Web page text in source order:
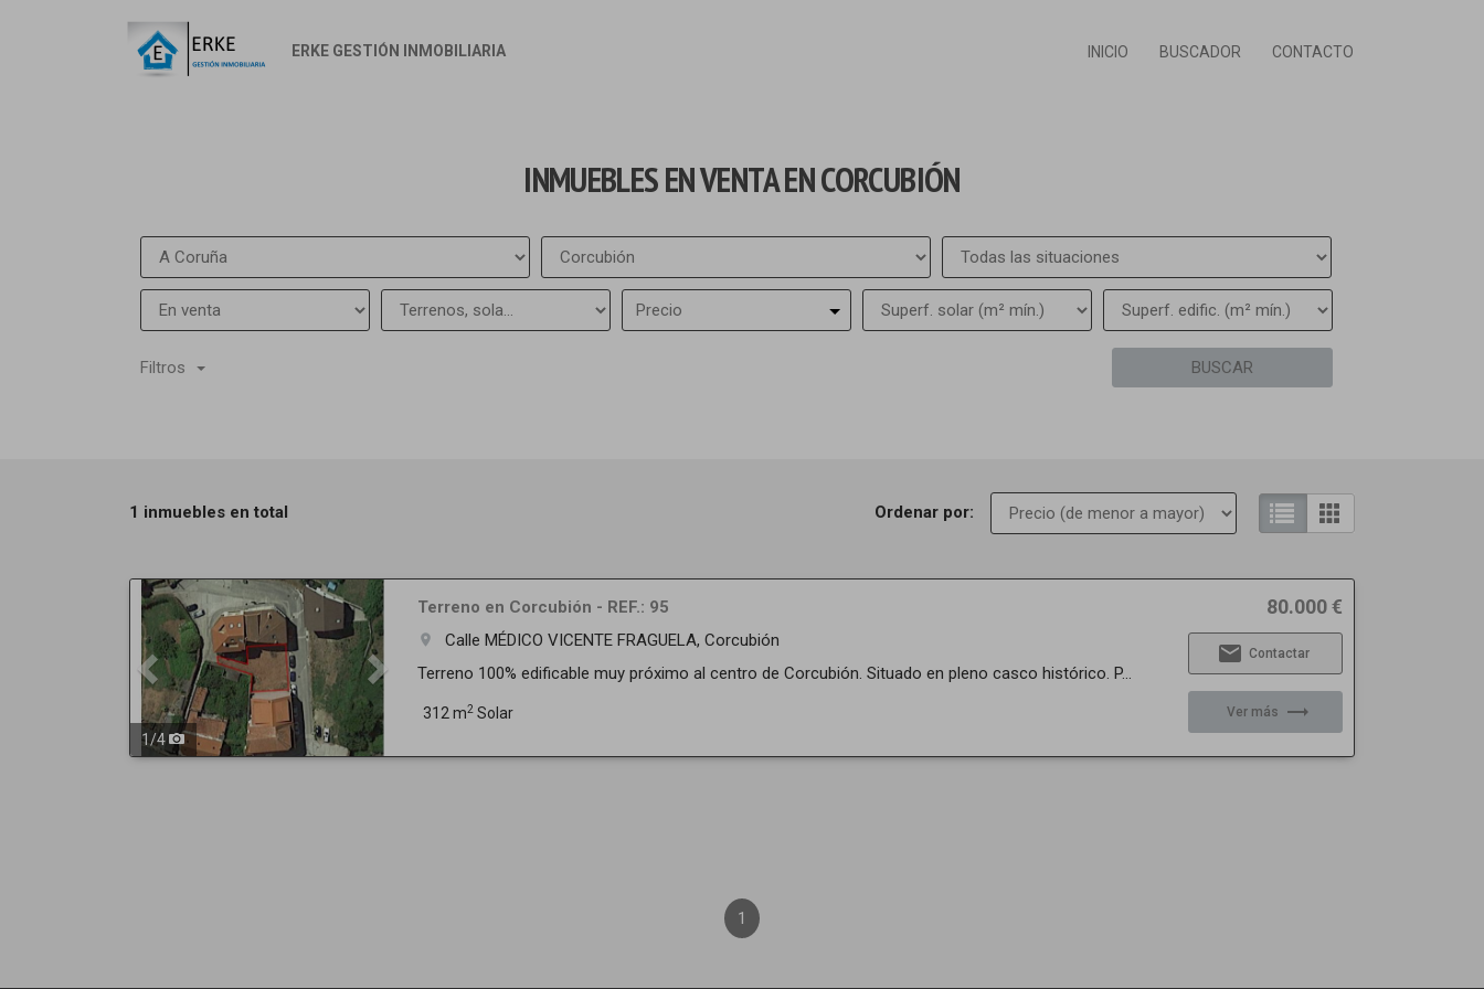
ERKE GESTIÓN INMOBILIARIA INICIO BUSCADOR CONTACTO
INMUEBLES EN VENTA EN CORCUBIÓN
Precio
Filtros BUSCAR
1 inmuebles en total Ordenar por:
Previous Next
1 /4
Terreno en Corcubión - REF.: 95
room
Calle MÉDICO VICENTE FRAGUELA, Corcubión
Terreno 100% edificable muy próximo al centro de Corcubión. Situado en pleno casco histórico. P...
312 m2 Solar
80.000 €
email Contactar
Ver más trending_flat
1